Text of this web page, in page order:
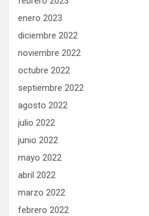
enero 2023
diciembre 2022
noviembre 2022
octubre 2022
septiembre 2022
agosto 2022
julio 2022
junio 2022
mayo 2022
abril 2022
marzo 2022
febrero 2022